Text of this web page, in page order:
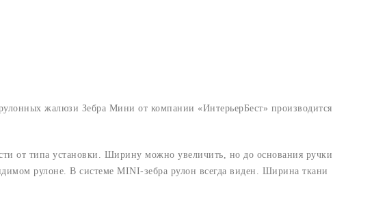
жалюзи Зебра Мини от компании «ИнтерьерБест» производится
от типа установки. Ширину можно увеличить, но до основания ручки
рулоне. В системе MINI-зебра рулон всегда виден. Ширина ткани